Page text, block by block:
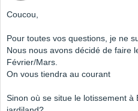
Coucou,
Pour toutes vos questions, je ne
Nous nous avons décidé de faire
Février/Mars.
On vous tiendra au courant
Sinon où se situe le lotissement